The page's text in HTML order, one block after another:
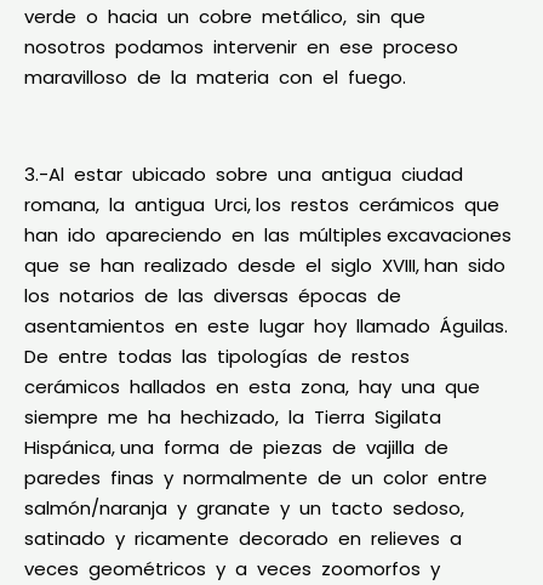
verde o hacia un cobre metálico, sin que
nosotros podamos intervenir en ese proceso
maravilloso de la materia con el fuego.
3.-Al estar ubicado sobre una antigua ciudad
romana, la antigua Urci, los restos cerámicos que
han ido apareciendo en las múltiples excavaciones
que se han realizado desde el siglo XVIII, han sido
los notarios de las diversas épocas de
asentamientos en este lugar hoy llamado Águilas.
De entre todas las tipologías de restos
cerámicos hallados en esta zona, hay una que
siempre me ha hechizado, la Tierra Sigilata
Hispánica, una forma de piezas de vajilla de
paredes finas y normalmente de un color entre
salmón/naranja y granate y un tacto sedoso,
satinado y ricamente decorado en relieves a
veces geométricos y a veces zoomorfos y